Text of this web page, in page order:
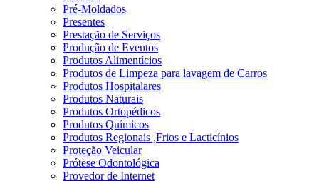
Pré-Moldados
Presentes
Prestação de Serviços
Produção de Eventos
Produtos Alimentícios
Produtos de Limpeza para lavagem de Carros
Produtos Hospitalares
Produtos Naturais
Produtos Ortopédicos
Produtos Químicos
Produtos Regionais ,Frios e Lacticínios
Proteção Veicular
Prótese Odontológica
Provedor de Internet